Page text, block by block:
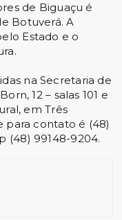
de Biguaçu é
Botuverá. A
Estado e o
na Secretaria de
12 – salas 101 e
em Três
para contato é (48)
(48) 99148-9204.